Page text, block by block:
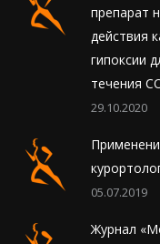
препарат
действия
гипоксии
течения
29.10.2020
05.07.2019
Журнал